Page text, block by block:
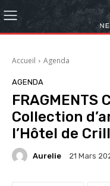
Accueil Agenda
AGENDA
FRAGMENTS
Collection
l’Hôtel de
Aurelie 21 Mars